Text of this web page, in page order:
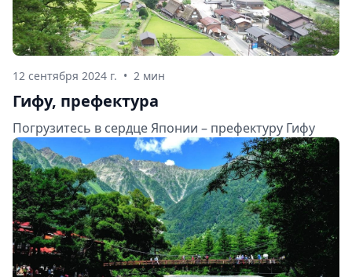
12 сентября 2024 г. • 2 мин
Гифу, префектура
Погрузитесь в сердце Японии – префектуру Гифу